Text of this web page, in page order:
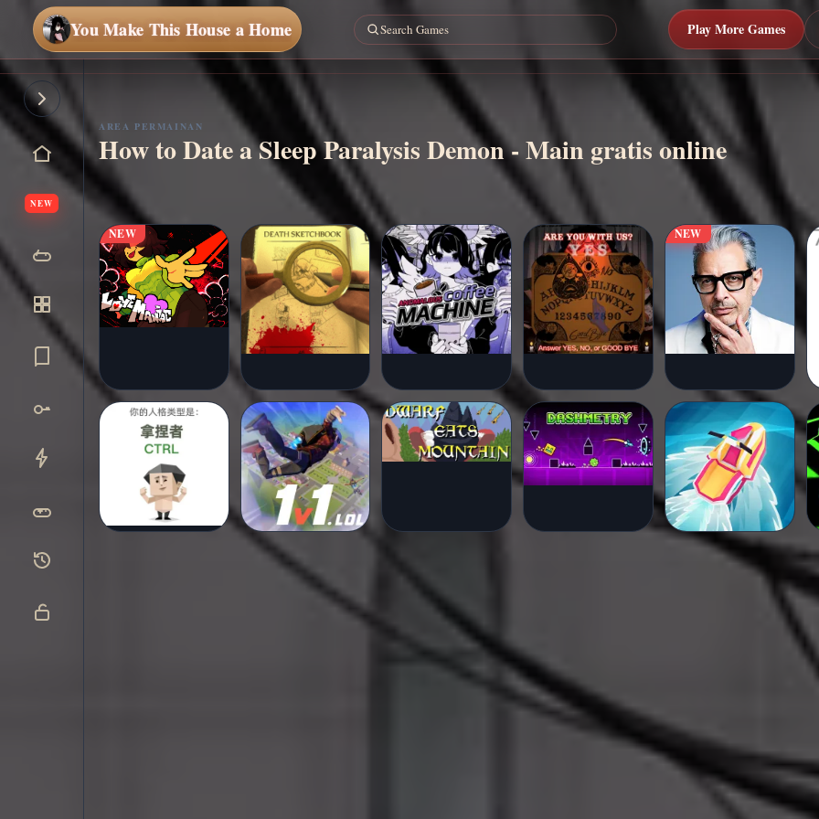
You Make This House a Home Play More Games
NEW
sekarang
AREA PERMAINAN
How to Date a Sleep Paralysis Demon - Main gratis online
NEW NEW